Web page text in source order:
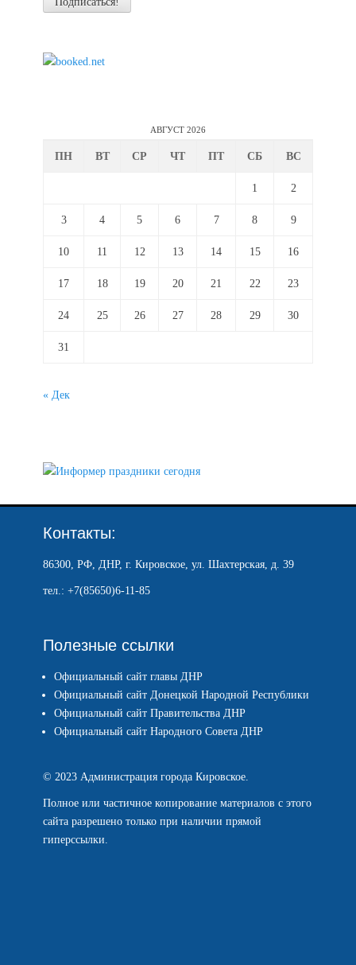
АВГУСТ 2026
ПН ВТ СР ЧТ ПТ СБ ВС
1 2
3 4 5 6 7 8 9
10 11 12 13 14 15 16
17 18 19 20 21 22 23
24 25 26 27 28 29 30
31
« Дек
Контакты:
86300, РФ, ДНР, г. Кировское, ул. Шахтерская, д. 39
тел.: +7(85650)6-11-85
Полезные ссылки
Официальный сайт главы ДНР
Официальный сайт Донецкой Народной Республики
Официальный сайт Правительства ДНР
Официальный сайт Народного Совета ДНР
© 2023 Администрация города Кировское.
Полное или частичное копирование материалов с этого
сайта разрешено только при наличии прямой
гиперссылки.